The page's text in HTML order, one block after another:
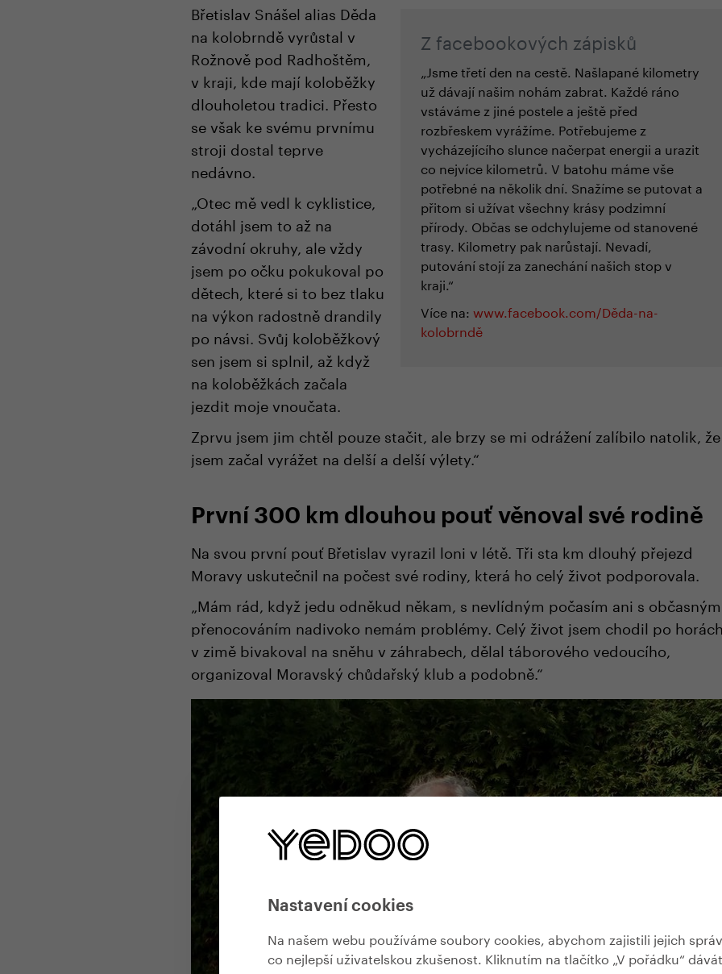
Nastavení cookies
Na našem webu používáme soubory cookies, abychom zajistili jejich
co nejlepší uživatelskou zkušenost. Kliknutím na tlačítko „V pořádku“
Z facebookových zápisků
„Jsme třetí den na cestě. Našlapané kilometry
už dávají našim nohám zabrat. Každé ráno
vstáváme z jiné postele a ještě před
rozbřeskem vyrážíme. Potřebujeme z
vycházejícího slunce načerpat energii a urazit
co nejvíce kilometrů. V batohu máme vše
potřebné na několik dní. Snažíme se putovat a
přitom si užívat všechny krásy podzimní
přírody. Občas se odchylujeme od stanovené
trasy. Kilometry pak narůstají. Nevadí,
putování stojí za zanechání našich stop v
kraji.“
Více na: www.facebook.com/Děda-na-
kolobrndě
Břetislav Snášel alias Děda
na kolobrndě vyrůstal v
Rožnově pod Radhoštěm,
v kraji, kde mají koloběžky
dlouholetou tradici. Přesto
se však ke svému prvnímu
stroji dostal teprve
nedávno.
„Otec mě vedl k cyklistice,
dotáhl jsem to až na
závodní okruhy, ale vždy
jsem po očku pokukoval po
dětech, které si to bez tlaku
na výkon radostně drandily
po návsi. Svůj koloběžkový
sen jsem si splnil, až když
na koloběžkách začala
jezdit moje vnoučata.
Zprvu jsem jim chtěl pouze stačit, ale brzy se mi odrážení zalíbilo natolik, že
jsem začal vyrážet na delší a delší výlety.“
První 300 km dlouhou pouť věnoval své rodině
Na svou první pouť Břetislav vyrazil loni v létě. Tři sta km dlouhý přejezd
Moravy uskutečnil na počest své rodiny, která ho celý život podporovala.
„Mám rád, když jedu odněkud někam, s nevlídným počasím ani s občasným
přenocováním nadivoko nemám problémy. Celý život jsem chodil po
v zimě bivakoval na sněhu v záhrabech, dělal táborového vedoucího,
organizoval Moravský chůdařský klub a podobně.“